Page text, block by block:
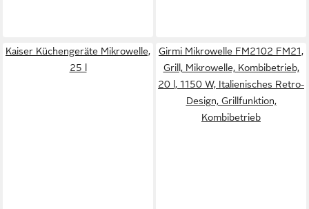
Kaiser Küchengeräte Mikrowelle,
25 l
Girmi Mikrowelle FM2102 FM21,
Grill, Mikrowelle, Kombibetrieb,
20 l, 1150 W, Italienisches Retro-
Design, Grillfunktion,
Kombibetrieb